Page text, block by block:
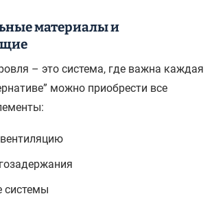
материалы и
– это система, где важна каждая
можно приобрести все
системы